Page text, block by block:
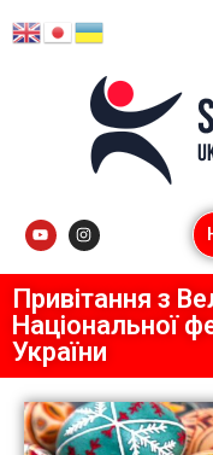
Привітання з
Національної
України